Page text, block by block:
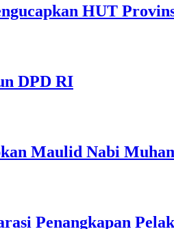
HUT
DPD RI
Maulid Nabi
Penangkapan